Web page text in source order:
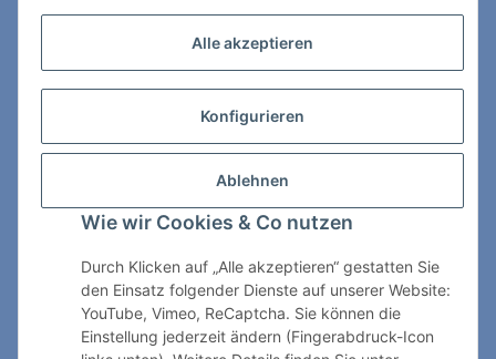
Alle akzeptieren
Konfigurieren
Ablehnen
Wie wir Cookies & Co nutzen
Durch Klicken auf „Alle akzeptieren“ gestatten Sie
den Einsatz folgender Dienste auf unserer Website:
YouTube, Vimeo, ReCaptcha. Sie können die
Einstellung jederzeit ändern (Fingerabdruck-Icon
ChessWare Schachversand
89264 Weissenhorn
Telefon: 0 7309 / 7999
shop@chessware.de